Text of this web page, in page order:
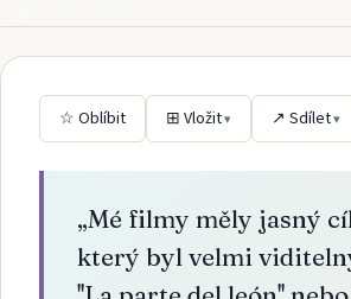
☆ Oblíbit ⊞ Vložit▾ ↗ Sdílet▾
„Mé filmy měly jasný
který byl velmi